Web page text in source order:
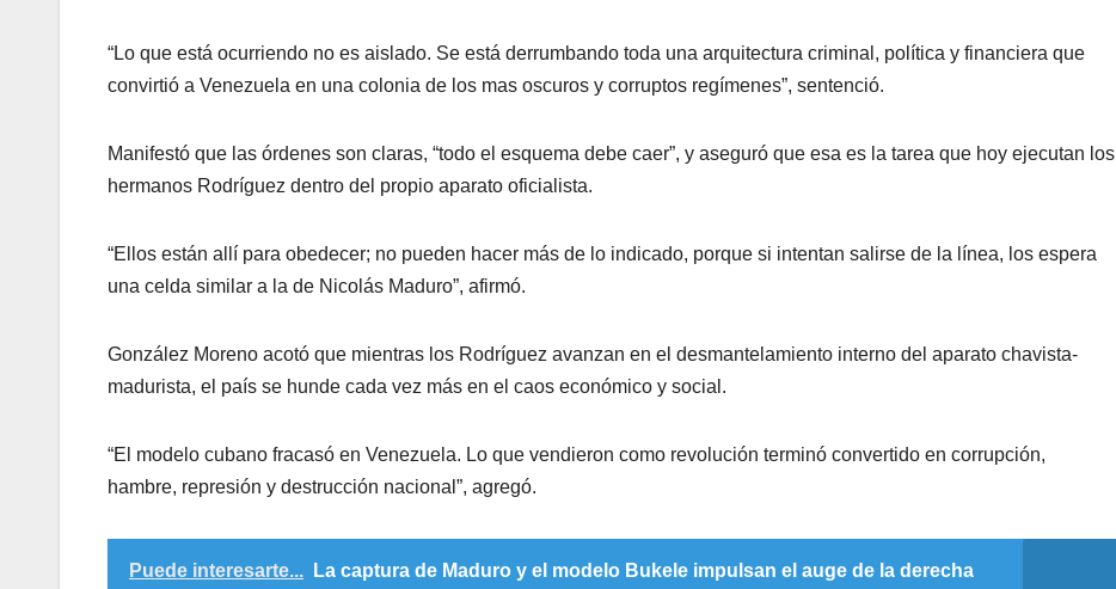
“Lo que está ocurriendo no es aislado. Se está derrumbando toda una arquitectura criminal, política y financiera que
convirtió a Venezuela en una colonia de los mas oscuros y corruptos regímenes”, sentenció.
Manifestó que las órdenes son claras, “todo el esquema debe caer”, y aseguró que esa es la tarea que hoy ejecutan los
hermanos Rodríguez dentro del propio aparato oficialista.
“Ellos están allí para obedecer; no pueden hacer más de lo indicado, porque si intentan salirse de la línea, los espera
una celda similar a la de Nicolás Maduro”, afirmó.
González Moreno acotó que mientras los Rodríguez avanzan en el desmantelamiento interno del aparato chavista-
madurista, el país se hunde cada vez más en el caos económico y social.
“El modelo cubano fracasó en Venezuela. Lo que vendieron como revolución terminó convertido en corrupción,
hambre, represión y destrucción nacional”, agregó.
Puede interesarte...
La captura de Maduro y el modelo Bukele impulsan el auge de la derecha